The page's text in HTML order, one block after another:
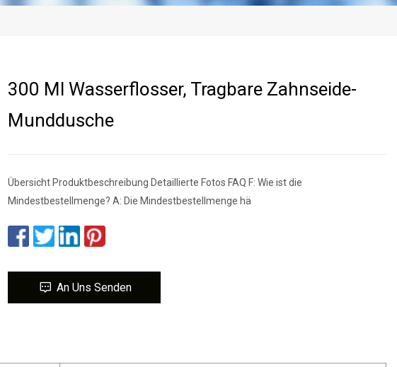
300 Ml Wasserflosser, Tragbare Zahnseide-
Munddusche
Übersicht Produktbeschreibung Detaillierte Fotos FAQ F: Wie ist die
Mindestbestellmenge? A: Die Mindestbestellmenge hä
An Uns Senden